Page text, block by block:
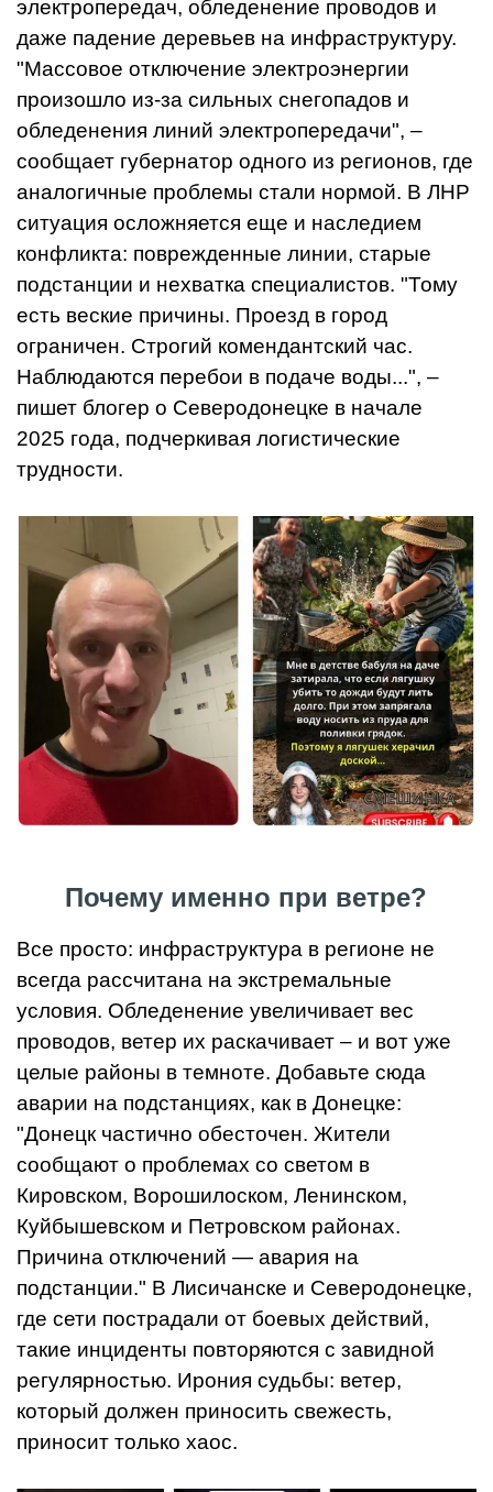
электропередач, обледенение проводов и
даже падение деревьев на инфраструктуру.
"Массовое отключение электроэнергии
произошло из-за сильных снегопадов и
обледенения линий электропередачи", –
сообщает губернатор одного из регионов, где
аналогичные проблемы стали нормой. В ЛНР
ситуация осложняется еще и наследием
конфликта: поврежденные линии, старые
подстанции и нехватка специалистов. "Тому
есть веские причины. Проезд в город
ограничен. Строгий комендантский час.
Наблюдаются перебои в подаче воды...", –
пишет блогер о Северодонецке в начале
2025 года, подчеркивая логистические
трудности.
Почему именно при ветре?
Все просто: инфраструктура в регионе не
всегда рассчитана на экстремальные
условия. Обледенение увеличивает вес
проводов, ветер их раскачивает – и вот уже
целые районы в темноте. Добавьте сюда
аварии на подстанциях, как в Донецке:
"Донецк частично обесточен. Жители
сообщают о проблемах со светом в
Кировском, Ворошилоском, Ленинском,
Куйбышевском и Петровском районах.
Причина отключений — авария на
подстанции." В Лисичанске и Северодонецке,
где сети пострадали от боевых действий,
такие инциденты повторяются с завидной
регулярностью. Ирония судьбы: ветер,
который должен приносить свежесть,
приносит только хаос.